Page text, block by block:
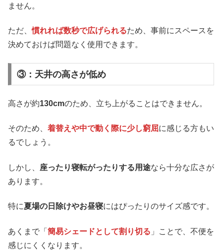
ません。
ただ、慣れれば数秒で広げられるため、事前にスペースを
決めておけば問題なく使用できます。
③：天井の高さが低め
高さが約130cmのため、立ち上がることはできません。
そのため、 着替えや中で動く際に少し窮屈に感じる方もい
るでしょう。
しかし、 座ったり寝転がったりする用途なら十分な広さが
あります。
特に夏場の日除けやお昼寝にはぴったりのサイズ感です。
あくまで「 簡易シェードとして割り切る 」ことで、不便を
感じにくくなります。